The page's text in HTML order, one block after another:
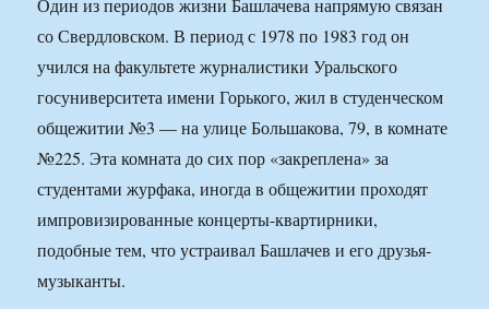
Один из периодов жизни Башлачева напрямую связан
со Свердловском. В период с 1978 по 1983 год он
учился на факультете журналистики Уральского
госуниверситета имени Горького, жил в студенческом
общежитии №3 — на улице Большакова, 79, в комнате
№225. Эта комната до сих пор «закреплена» за
студентами журфака, иногда в общежитии проходят
импровизированные концерты-квартирники,
подобные тем, что устраивал Башлачев и его друзья-
музыканты.